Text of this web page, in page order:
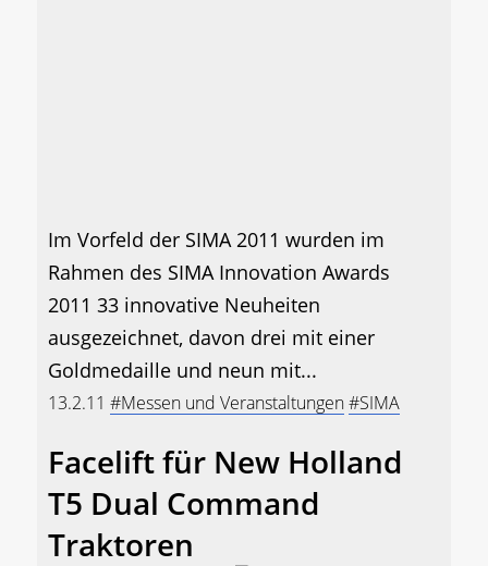
Im Vorfeld der SIMA 2011 wurden im
Rahmen des SIMA Innovation Awards
2011 33 innovative Neuheiten
ausgezeichnet, davon drei mit einer
Goldmedaille und neun mit...
13.2.11 #Messen und Veranstaltungen#SIMA
Facelift für New Holland
T5 Dual Command
Traktoren